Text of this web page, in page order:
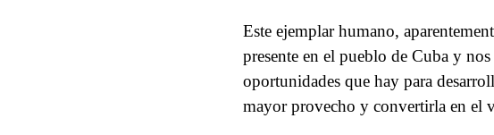
Este ejemplar humano,
presente en el pueblo de Cuba y
oportunidades que hay para
mayor provecho y convertirla en el